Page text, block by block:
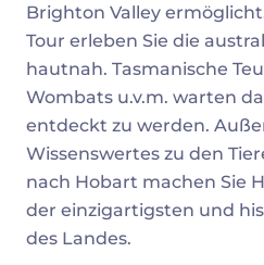
Brighton Valley
Tour erleben Sie die
hautnah. Tasmanische
Wombats u.v.m. warten
entdeckt zu werden.
Wissenswertes zu den
nach Hobart machen Sie
der einzigartigsten und
des Landes.